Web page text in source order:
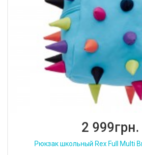
2 999грн.
Рюкзак школьный Rex Full Multi